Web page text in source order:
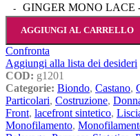
GINGER MONO LACE -
AGGIUNGI AL CARRELLO
Confronta
Aggiungi alla lista dei desideri
COD: g1201
Categorie: Biondo, Castano,
Particolari, Costruzione,
Front, lacefront sintetico,
Monofilamento,